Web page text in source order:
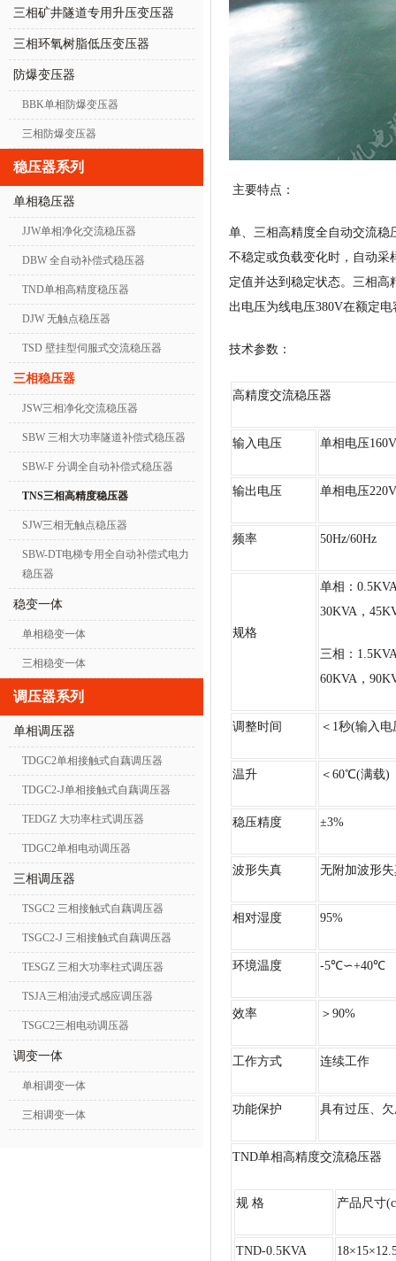
三相矿井隧道专用升压变压器
三相环氧树脂低压变压器
防爆变压器
BBK单相防爆变压器
三相防爆变压器
稳压器系列
单相稳压器
JJW单相净化交流稳压器
DBW 全自动补偿式稳压器
TND单相高精度稳压器
DJW 无触点稳压器
TSD 壁挂型伺服式交流稳压器
三相稳压器
JSW三相净化交流稳压器
SBW 三相大功率隧道补偿式稳压器
SBW-F 分调全自动补偿式稳压器
TNS三相高精度稳压器
SJW三相无触点稳压器
SBW-DT电梯专用全自动补偿式电力
稳压器
稳变一体
单相稳变一体
三相稳变一体
调压器系列
单相调压器
TDGC2单相接触式自藕调压器
TDGC2-J单相接触式自藕调压器
TEDGZ 大功率柱式调压器
TDGC2单相电动调压器
三相调压器
TSGC2 三相接触式自藕调压器
TSGC2-J 三相接触式自藕调压器
TESGZ 三相大功率柱式调压器
TSJA三相油浸式感应调压器
TSGC2三相电动调压器
调变一体
单相调变一体
三相调变一体
主要特点：
单、三相高精度全自动交流稳
不稳定或负载变化时，自动采
定值并达到稳定状态。三相高
出电压为线电压380V在额定
技术参数：
高精度交流稳压器
输入电压 单相电压
输出电压 单相电压
频率 50Hz/60Hz
规格
单相：
30KVA，
三相：
60KVA，
调整时间 ＜1秒(输入
温升 ＜60℃(满载)
稳压精度 ±3%
波形失真 无附加波形
相对湿度 95%
环境温度 -5℃∽+40℃
效率 ＞90%
工作方式 连续工作
功能保护 具有过压、
TND单相高精度交流稳压器
规 格 产品尺寸
TND-0.5KVA